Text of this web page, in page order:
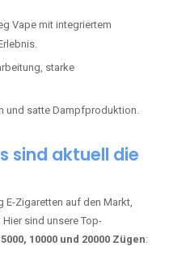
Vape mit integriertem
starke
und satte Dampfproduktion.
sind aktuell die
E-Zigaretten auf den Markt,
sind unsere Top-
10000 und 20000 Zügen: